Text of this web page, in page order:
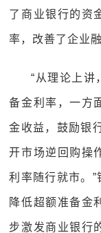
了商业银行的资
率，改善了企业
“从理论上讲
备金利率，一方
金收益，鼓励银
开市场逆回购操
利率随行就市。
降低超额准备金
步激发商业银行